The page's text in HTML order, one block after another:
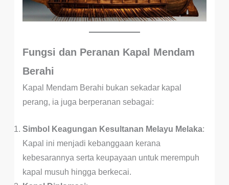
Fungsi dan Peranan Kapal Mendam
Berahi
Kapal Mendam Berahi bukan sekadar kapal
perang, ia juga berperanan sebagai:
Simbol Keagungan Kesultanan Melayu Melaka:
Kapal ini menjadi kebanggaan kerana
kebesarannya serta keupayaan untuk merempuh
kapal musuh hingga berkecai.